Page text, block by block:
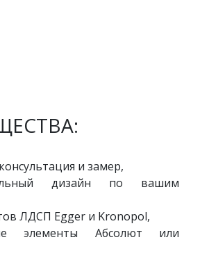
и замер,
дизайн по вашим
ЛДСП Egger и Kronopol,
элементы Абсолют или